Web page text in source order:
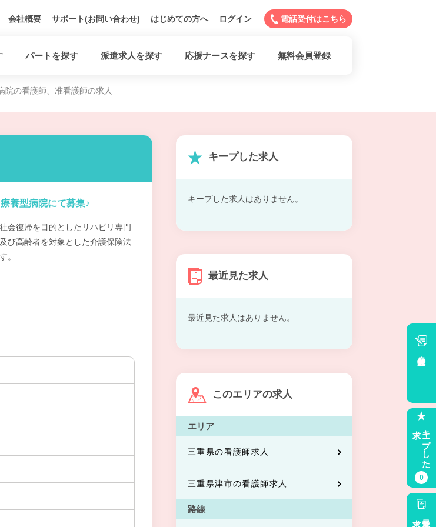
会社概要 サポート(お問い合わせ) はじめての方へ ログイン 電話受付はこちら
パートを探す 派遣求人を探す 応援ナースを探す 無料会員登録
院の看護師、准看護師の求人
養型病院にて募集♪
会復帰を目的としたリハビリ専門
び高齢者を対象とした介護保険法
。
キープした求人
キープした求人はありません。
最近見た求人
最近見た求人はありません。
このエリアの求人
エリア
三重県の看護師求人
三重県津市の看護師求人
路線
キープした
0
最近見た